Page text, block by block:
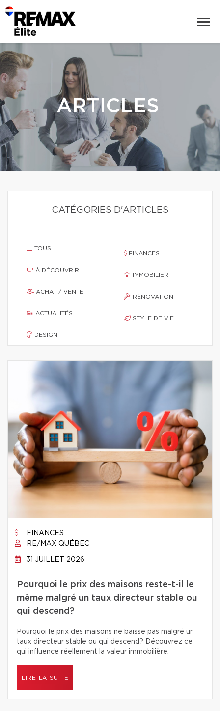
ARTICLES
CATÉGORIES D'ARTICLES
TOUS
À DÉCOUVRIR
ACHAT / VENTE
ACTUALITÉS
DESIGN
FINANCES
IMMOBILIER
RÉNOVATION
STYLE DE VIE
FINANCES
RE/MAX QUÉBEC
31 JUILLET 2026
Pourquoi le prix des maisons reste-t-il le
même malgré un taux directeur stable ou
qui descend?
Pourquoi le prix des maisons ne baisse pas malgré un
taux directeur stable ou qui descend? Découvrez ce
qui influence réellement la valeur immobilière.
LIRE LA SUITE